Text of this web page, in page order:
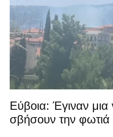
Εύβοια: Έγιναν μια
σβήσουν την φωτιά